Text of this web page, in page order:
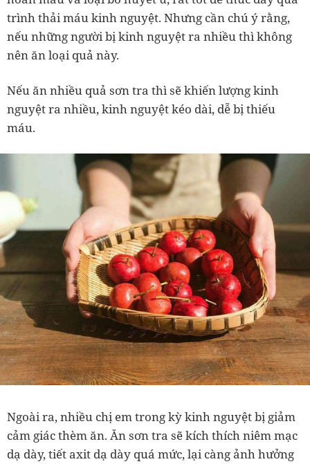
trình thải máu kinh nguyệt. Nhưng cần chú ý rằng,
nếu những người bị kinh nguyệt ra nhiều thì không
nên ăn loại quả này.
Nếu ăn nhiều quả sơn tra thì sẽ khiến lượng kinh
nguyệt ra nhiều, kinh nguyệt kéo dài, dễ bị thiếu
máu.
Ngoài ra, nhiều chị em trong kỳ kinh nguyệt bị giảm
cảm giác thèm ăn. Ăn sơn tra sẽ kích thích niêm mạc
dạ dày, tiết axit dạ dày quá mức, lại càng ảnh hưởng